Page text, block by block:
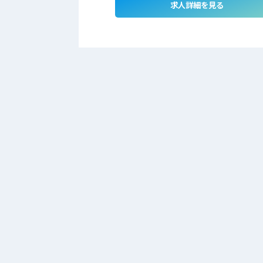
求人詳細を見る